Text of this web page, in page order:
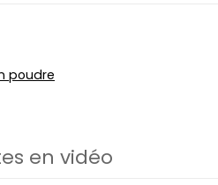
poudre
en vidéo